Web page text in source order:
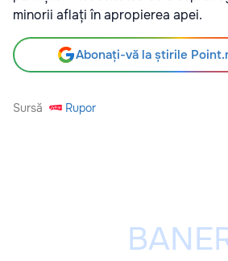
minorii aflați în apropierea apei.
Abonați-vă la știrile
Sursă Rupor